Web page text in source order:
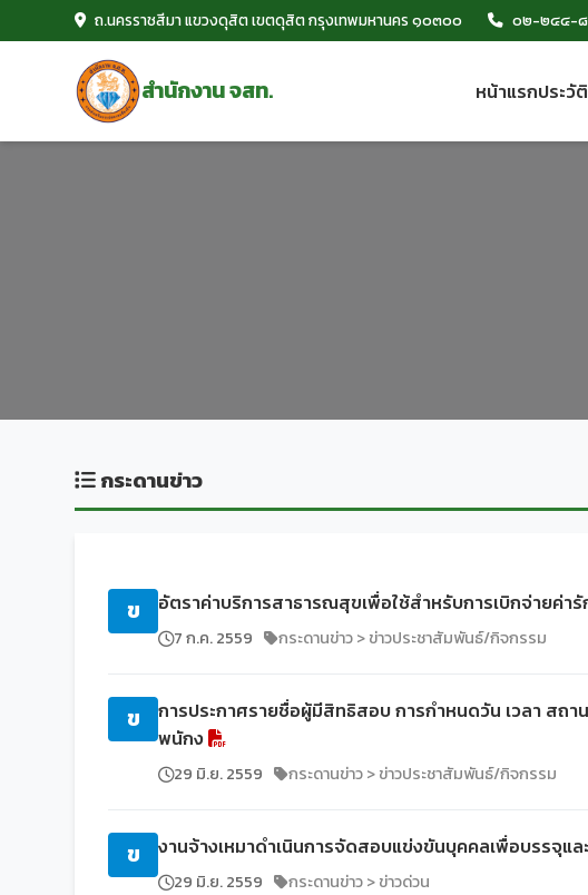
ถ.นครราชสีมา แขวงดุสิต เขตดุสิตกรุงเทพมหานคร ๑๐๓๐๐ ๐๒-๒๔๔-
สำนักงาน จสท. หน้าแรกประวั
กระดานข่าว
ข อัตราค่าบริการสาธารณสุขเพื่อใช้สำหรับการเบิกจ่ายค่
7 ก.ค. 2559 กระดานข่าว > ข่าวประชาสัมพันธ์/กิจกรรม
ข
การประกาศรายชื่อผู้มีสิทธิสอบ การกำหนดวัน เวลา สถ
พนักง
29 มิ.ย. 2559 กระดานข่าว > ข่าวประชาสัมพันธ์/กิจกรรม
ข งานจ้างเหมาดำเนินการจัดสอบแข่งขันบุคคลเพื่อบรรจุ
29 มิ.ย. 2559 กระดานข่าว > ข่าวด่วน